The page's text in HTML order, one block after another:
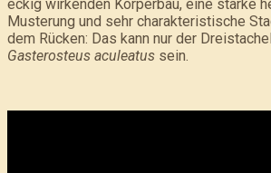
eckig wirkenden Körperbau, eine starke
Musterung und sehr charakteristische
dem Rücken: Das kann nur der
Gasterosteus aculeatus sein.